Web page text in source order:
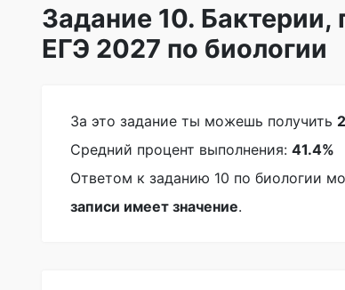
Задание 10.
ЕГЭ 2027 по биологии
За это задание ты можешь получить
Средний процент выполнения: 41.4%
Ответом к заданию 10 по биологии
записи имеет значение.